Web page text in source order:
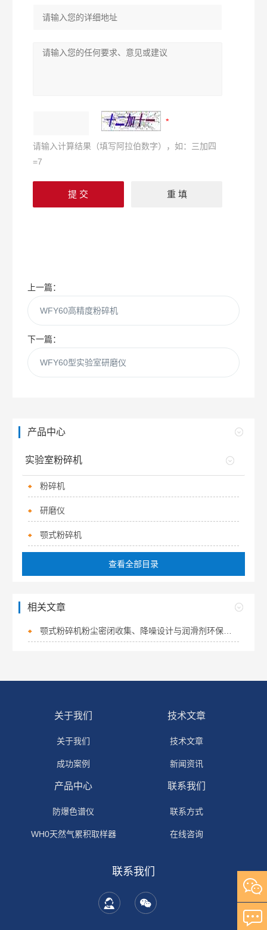
请输入计算结果（填写阿拉伯数字），如：三加四
=7
上一篇：
WFY60高精度粉碎机
下一篇：
WFY60型实验室研磨仪
产品中心
实验室粉碎机
粉碎机
研磨仪
颚式粉碎机
查看全部目录
相关文章
关于我们
关于我们
成功案例
技术文章
技术文章
新闻资讯
产品中心
防爆色谱仪
WH0天然气累积取样器
联系我们
联系方式
在线咨询
联系我们